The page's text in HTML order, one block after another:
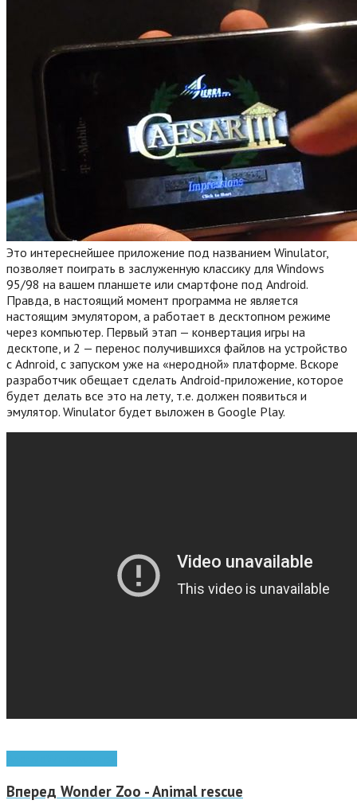
Это интереснейшее приложение под названием Winulator,
позволяет поиграть в заслуженную классику для Windows
95/98 на вашем планшете или смартфоне под Android.
Правда, в настоящий момент программа не является
настоящим эмулятором, а работает в десктопном режиме
через компьютер. Первый этап — конвертация игры на
десктопе, и 2 — перенос получившихся файлов на устройство
с Adnroid, с запуском уже на «неродной» платформе. Вскоре
разработчик обещает сделать Android-приложение, которое
будет делать все это на лету, т.е. должен появиться и
эмулятор. Winulator будет выложен в Google Play.
Вперед Wonder Zoo - Animal rescue